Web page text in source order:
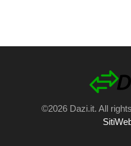
©2026 Dazi.it. All